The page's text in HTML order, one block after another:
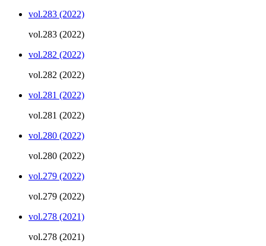
vol.283 (2022)
vol.283 (2022)
vol.282 (2022)
vol.282 (2022)
vol.281 (2022)
vol.281 (2022)
vol.280 (2022)
vol.280 (2022)
vol.279 (2022)
vol.279 (2022)
vol.278 (2021)
vol.278 (2021)